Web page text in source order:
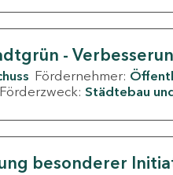
-
Fördernehmer:
Förderzweck: Städtebau
besonderer